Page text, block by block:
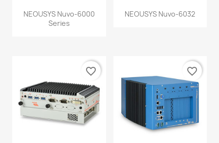
NEOUSYS Nuvo-6000
Series
NEOUSYS Nuvo-6032
favorite_border favorite_border